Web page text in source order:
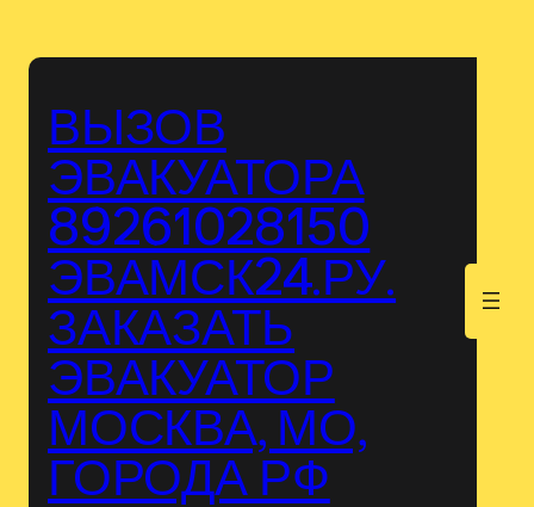
ВЫЗОВ
ЭВАКУАТОРА
89261028150
ЭВАМСК24.РУ.
ЗАКАЗАТЬ
ЭВАКУАТОР
МОСКВА, МО,
ГОРОДА РФ